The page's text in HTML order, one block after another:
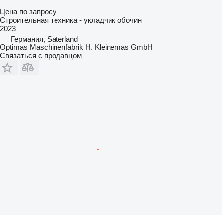
Цена по запросу
Строительная техника - укладчик обочин
2023
Германия, Saterland
Optimas Maschinenfabrik H. Kleinemas GmbH
Связаться с продавцом